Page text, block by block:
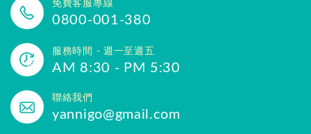
免費客服專線
0800-001-380
服務時間 - 週一至週五
AM 8:30 - PM 5:30
聯絡我們
yannigo@gmail.com